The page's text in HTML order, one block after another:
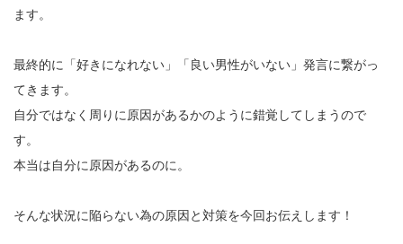
ます。
最終的に「好きになれない」「良い男性がいない」発言に繋がっ
てきます。
自分ではなく周りに原因があるかのように錯覚してしまうので
す。
本当は自分に原因があるのに。
そんな状況に陥らない為の原因と対策を今回お伝えします！